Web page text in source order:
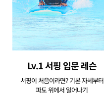
Lv.1 서핑 입문 레슨
서핑이 처음이라면? 기본 자세부터
파도 위에서 일어나기